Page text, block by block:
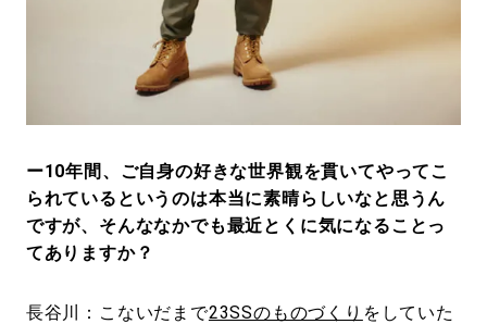
ー10年間、ご自身の好きな世界観を貫いてやってこ
られているというのは本当に素晴らしいなと思うん
ですが、そんななかでも最近とくに気になることっ
てありますか？
長谷川：こないだまで23SSのものづくり をしていた